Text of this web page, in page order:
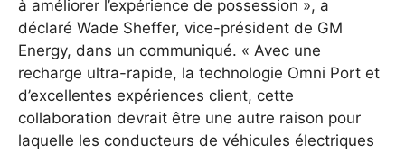
à améliorer l’expérience de possession », a
déclaré Wade Sheffer, vice-président de GM
Energy, dans un communiqué. « Avec une
recharge ultra-rapide, la technologie Omni Port et
d’excellentes expériences client, cette
collaboration devrait être une autre raison pour
laquelle les conducteurs de véhicules électriques